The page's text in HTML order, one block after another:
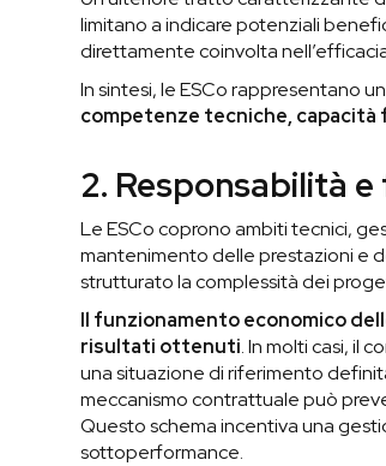
limitano a indicare potenziali
direttamente coinvolta
In sintesi, le ESCo rappresentano
competenze tecniche, capacità
2. Responsabilità
Le ESCo coprono ambiti tecnici,
mantenimento delle prestazioni e
strutturato la complessità dei
Il funzionamento economico
risultati ottenuti. In molti casi, il
una situazione di riferimento
meccanismo contrattuale può
Questo schema incentiva una
sottoperformance.